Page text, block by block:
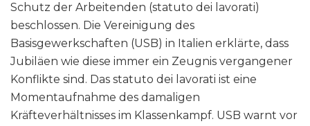
Schutz der Arbeitenden (statuto dei lavorati)
beschlossen. Die Vereinigung des
Basisgewerkschaften (USB) in Italien erklärte, dass
Jubiläen wie diese immer ein Zeugnis vergangener
Konflikte sind. Das statuto dei lavorati ist eine
Momentaufnahme des damaligen
Kräfteverhältnisses im Klassenkampf. USB warnt vor